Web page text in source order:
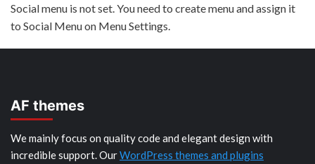
Social menu is not set. You need to create menu and assign it
to Social Menu on Menu Settings.
AF themes
We mainly focus on quality code and elegant design with
incredible support. OurWordPress themes and plugins